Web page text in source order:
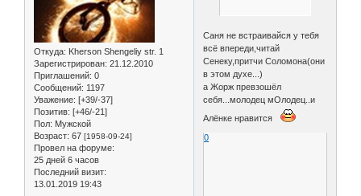
Откуда: Kherson Shengeliy str. 1
Зарегистрирован: 21.12.2010
Приглашений: 0
Сообщений: 1197
Уважение: [+39/-37]
Позитив: [+46/-21]
Пол: Мужской
Возраст: 67 [1958-09-24]
Провел на форуме:
25 дней 6 часов
Последний визит:
13.01.2019 19:43
Саня не встраивайся у тебя
всё впереди,читай
Сенеку,притчи Соломона(они
в этом духе...)
а Жорж превзошёл
себя...молодец мОлодец..и
Алёнке нравится
0